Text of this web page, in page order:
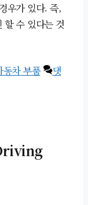
우가 있다. 즉,
할 수 있다는 것
동차 부품
댓